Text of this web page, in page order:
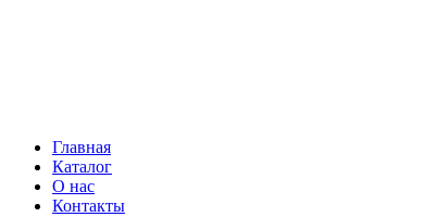
Close
Menu
Главная
Каталог
О нас
Контакты